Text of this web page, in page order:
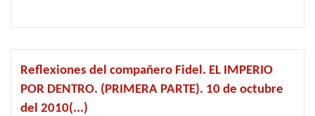
Reflexiones del compañero Fidel. EL IMPERIO
POR DENTRO. (PRIMERA PARTE). 10 de octubre
del 2010(...)